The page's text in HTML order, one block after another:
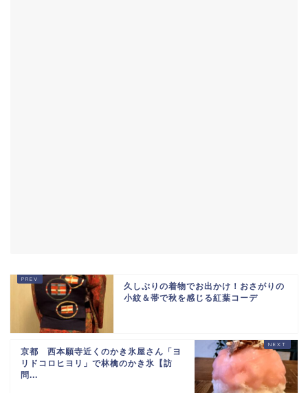
久しぶりの着物でお出かけ！おさがりの
小紋＆帯で秋を感じる紅葉コーデ
京都 西本願寺近くのかき氷屋さん「ヨ
リドコロヒヨリ」で林檎のかき氷【訪
問...